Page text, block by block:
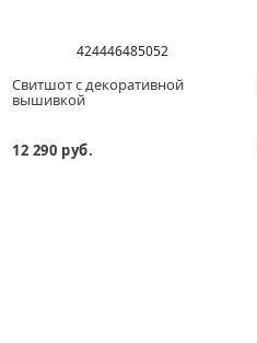
424446485052
Свитшот с декоративной
вышивкой
12 290 руб.